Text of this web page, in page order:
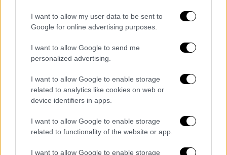
I want to allow my user data to be sent to
Google for online advertising purposes.
I want to allow Google to send me
personalized advertising.
I want to allow Google to enable storage
related to analytics like cookies on web or
device identifiers in apps.
I want to allow Google to enable storage
related to functionality of the website or app.
I want to allow Google to enable storage
στιγμή όλοι εμείς φεύγουμε από αυτές.
Όμως για μένα δεν έχει έρθει η ώρα να φύγω
από τη μεγάλη μου αγάπη. Απολαμβάνω το
νέκταρ που μας πρόσφερε φέτος η ομάδα
του Αλμέιδα και υπόσχομαι ότι την επόμενη
σεζόν θα κάνουμε τα πάντα για να
ενισχυθούμε και να είμαστε ακόμα πιο
Διαβάστε ακόμη